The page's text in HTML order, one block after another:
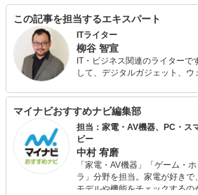
この記事を担当するエキスパート
ITライター
柳谷 智宣
IT・ビジネス関連のライターで
して、デジタルガジェット、
けています。 ネット詐欺被害を防ぐNPO法人DLISの代表理
事を務め、都内に展開する飲食
ー販売会社「トゥールビヨン」
好きと経営者の両方の目線で製
が得意です。
マイナビおすすめナビ編集部
担当：家電・AV機器、PC・ス
ビー
中村 宥磨
「家電・AV機器」「ゲーム・
ラ」分野を担当。家電が好き
モデルや機能をチェックする